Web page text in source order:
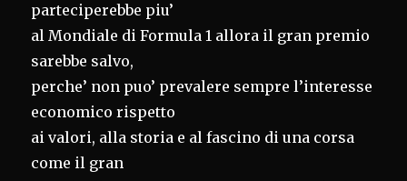
parteciperebbe piu’
al Mondiale di Formula 1 allora il gran premio
sarebbe salvo,
perche’ non puo’ prevalere sempre l’interesse
economico rispetto
ai valori, alla storia e al fascino di una corsa
come il gran